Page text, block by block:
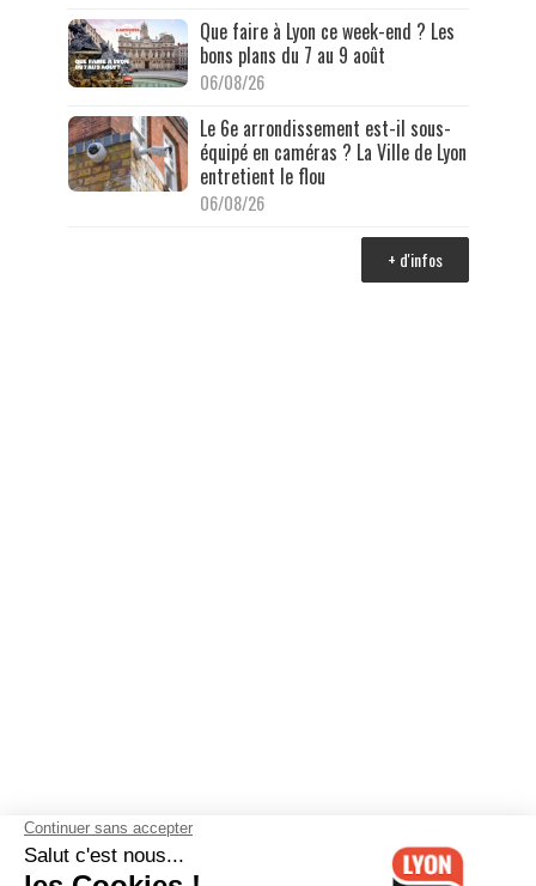
Que faire à Lyon ce week-end ? Les
bons plans du 7 au 9 août
06/08/26
Le 6e arrondissement est-il sous-
équipé en caméras ? La Ville de Lyon
entretient le flou
06/08/26
+ d'infos